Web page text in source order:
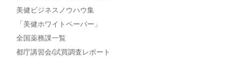
美健ビジネスノウハウ集
「美健ホワイトペーパー」
全国薬務課一覧
都庁講習会/試買調査レポート